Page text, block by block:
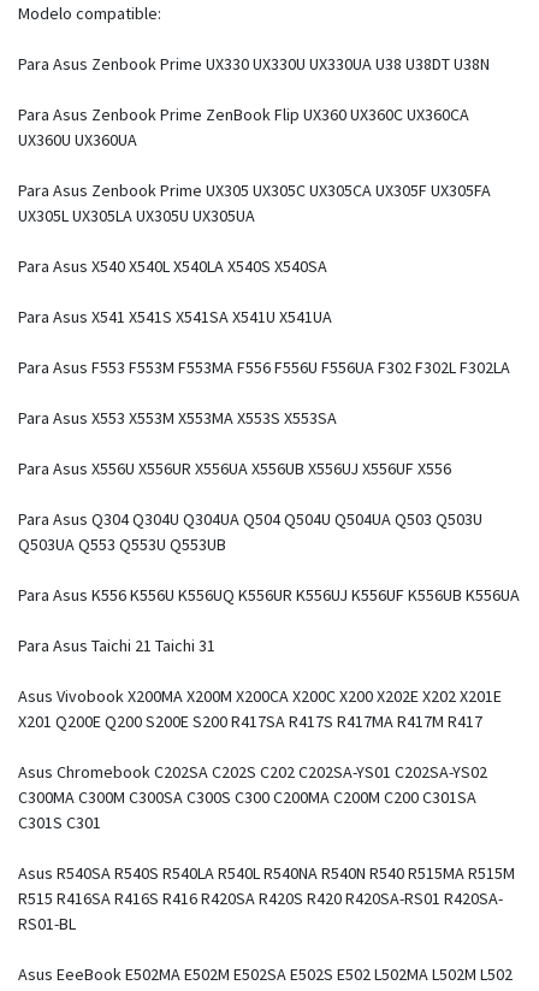
Modelo compatible:
Para Asus Zenbook Prime UX330 UX330U UX330UA U38 U38DT U38N
Para Asus Zenbook Prime ZenBook Flip UX360 UX360C UX360CA
UX360U UX360UA
Para Asus Zenbook Prime UX305 UX305C UX305CA UX305F UX305FA
UX305L UX305LA UX305U UX305UA
Para Asus X540 X540L X540LA X540S X540SA
Para Asus X541 X541S X541SA X541U X541UA
Para Asus F553 F553M F553MA F556 F556U F556UA F302 F302L F302LA
Para Asus X553 X553M X553MA X553S X553SA
Para Asus X556U X556UR X556UA X556UB X556UJ X556UF X556
Para Asus Q304 Q304U Q304UA Q504 Q504U Q504UA Q503 Q503U
Q503UA Q553 Q553U Q553UB
Para Asus K556 K556U K556UQ K556UR K556UJ K556UF K556UB K556UA
Para Asus Taichi 21 Taichi 31
Asus Vivobook X200MA X200M X200CA X200C X200 X202E X202 X201E
X201 Q200E Q200 S200E S200 R417SA R417S R417MA R417M R417
Asus Chromebook C202SA C202S C202 C202SA-YS01 C202SA-YS02
C300MA C300M C300SA C300S C300 C200MA C200M C200 C301SA
C301S C301
Asus R540SA R540S R540LA R540L R540NA R540N R540 R515MA R515M
R515 R416SA R416S R416 R420SA R420S R420 R420SA-RS01 R420SA-
RS01-BL
Asus EeeBook E502MA E502M E502SA E502S E502 L502MA L502M L502